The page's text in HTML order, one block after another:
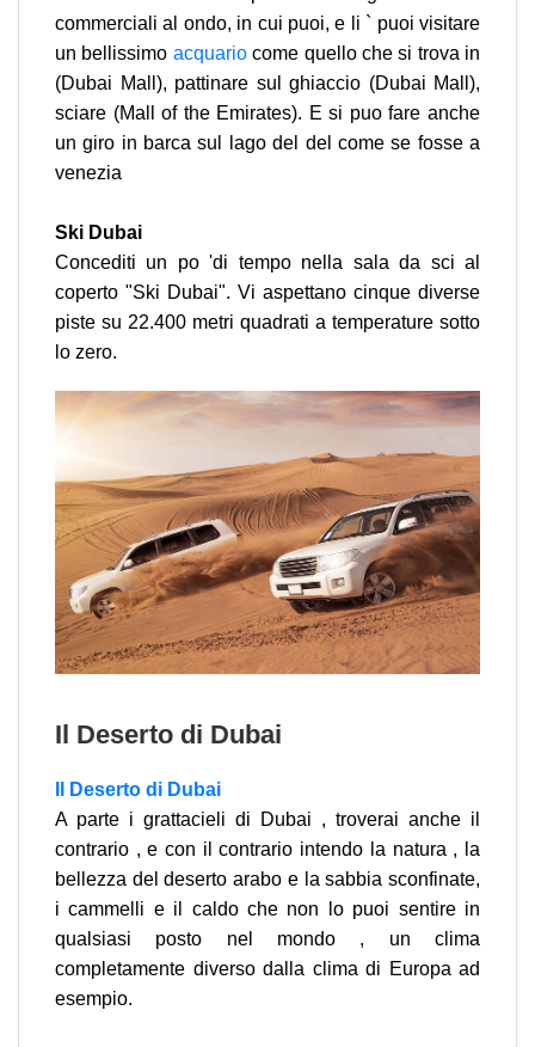
commerciali al ondo, in cui puoi, e li ` puoi visitare
un bellissimo acquariocome quello che si trova in
(Dubai Mall), pattinare sul ghiaccio (Dubai Mall),
sciare (Mall of the Emirates). E si puo fare anche
un giro in barca sul lago del del come se fosse a
venezia
Ski Dubai
Concediti un po 'di tempo nella sala da sci al
coperto "Ski Dubai". Vi aspettano cinque diverse
piste su 22.400 metri quadrati a temperature sotto
lo zero.
Il Deserto di Dubai
Il Deserto di Dubai
A parte i grattacieli di Dubai , troverai anche il
contrario , e con il contrario intendo la natura , la
bellezza del deserto arabo e la sabbia sconfinate,
i cammelli e il caldo che non lo puoi sentire in
qualsiasi posto nel mondo , un clima
completamente diverso dalla clima di Europa ad
esempio.